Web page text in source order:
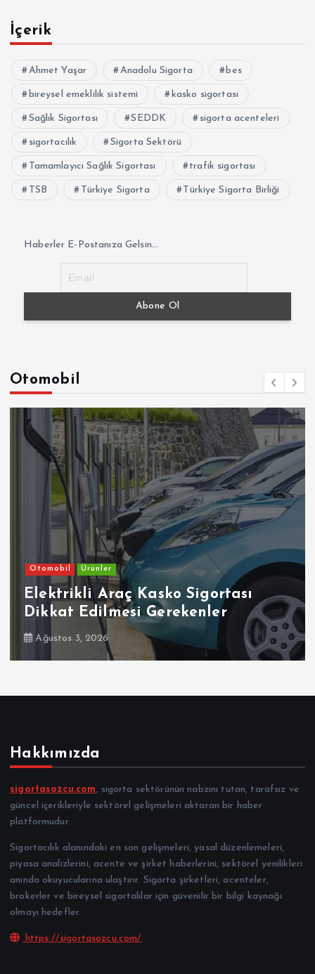
İçerik
Ahmet Yaşar Anadolu Sigorta bes
bireysel emeklilik sistemi kasko sigortası
Sağlık Sigortası SEDDK sigorta acenteleri
sigortacılık Sigorta Sektörü
Tamamlayıcı Sağlık Sigortası trafik sigortası
TSB Türkiye Sigorta Türkiye Sigorta Birliği
Haberler E-Postanıza Gelsin...
Otomobil
Otomobil Ürünler
Elektrikli Araç Kasko Sigortası
Dikkat Edilmesi Gerekenler
Ağustos 3, 2026
Hakkımızda
sigortasozcu.com, sigorta sektörünün nabzını tutan, tarafsız ve
güncel içerikleriyle sektörel gelişmeleri aktaran bir haber
platformudur.
Sigortacılık alanındaki en son gelişmeleri, yasal düzenlemeleri,
piyasa analizlerini, acente ve şirket haberlerini, sektörel yenilikleri
anında okuyucularına ulaştırır. Sigorta şirketleri, acenteler,
brokerler ve bireysel sigortalılar için güvenilir bir bilgi kaynağı
olmayı hedefler.
https://sigortasozcu.com/